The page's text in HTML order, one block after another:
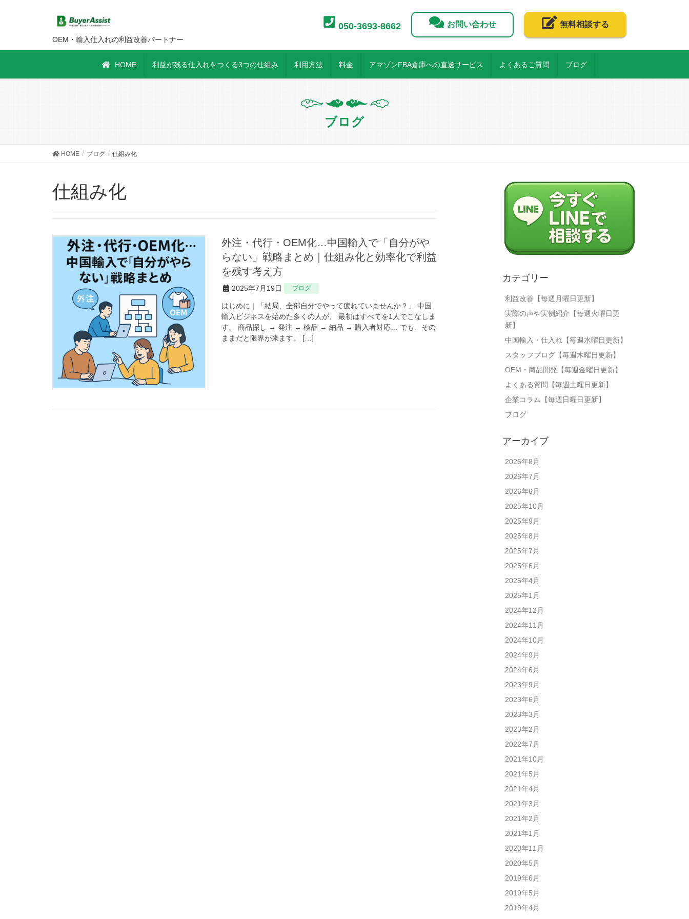
OEM・輸入仕入れの利益改善パートナー
050-3693-8662 お問い合わせ 無料相談する
HOME 利益が残る仕入れをつくる3つの仕組み 利用方法 料金 アマゾンFBA倉庫への直送サービス よくあるご質問 ブログ
ブログ
HOME ブログ 仕組み化
仕組み化
外注・代行・OEM化…中国輸入で「自分がや
らない」戦略まとめ｜仕組み化と効率化で利益
を残す考え方
2025年7月19日 ブログ
はじめに｜「結局、全部自分でやって疲れていませんか？」 中国
輸入ビジネスを始めた多くの人が、 最初はすべてを1人でこなしま
す。 商品探し → 発注 → 検品 → 納品 → 購入者対応… でも、その
ままだと限界が来ます。 […]
カテゴリー
利益改善【毎週月曜日更新】
実際の声や実例紹介【毎週火曜日更
新】
中国輸入・仕入れ【毎週水曜日更新】
スタッフブログ【毎週木曜日更新】
OEM・商品開発【毎週金曜日更新】
よくある質問【毎週土曜日更新】
企業コラム【毎週日曜日更新】
ブログ
アーカイブ
2026年8月
2026年7月
2026年6月
2025年10月
2025年9月
2025年8月
2025年7月
2025年6月
2025年4月
2025年1月
2024年12月
2024年11月
2024年10月
2024年9月
2024年6月
2023年9月
2023年6月
2023年3月
2023年2月
2022年7月
2021年10月
2021年5月
2021年4月
2021年3月
2021年2月
2021年1月
2020年11月
2020年5月
2019年6月
2019年5月
2019年4月